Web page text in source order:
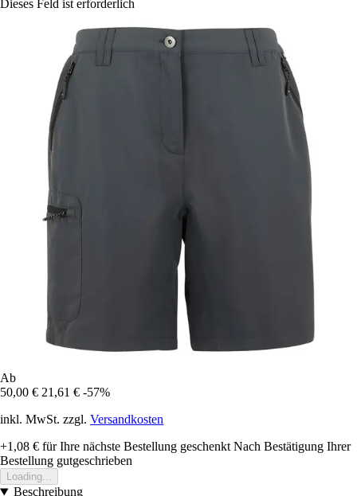
Dieses Feld ist erforderlich
Ab
50,00 € 21,61 € -57%
inkl. MwSt. zzgl. Versandkosten
+1,08 € für Ihre nächste Bestellung geschenkt Nach Bestätigung Ihrer
Bestellung gutgeschrieben
Loading...
Beschreibung